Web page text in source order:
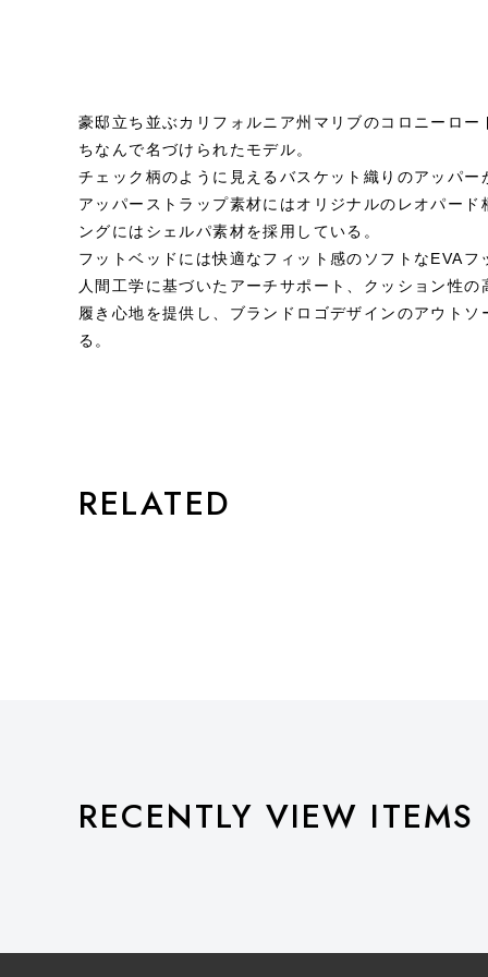
豪邸立ち並ぶカリフォルニア州マリブのコロニーロ
ちなんで名づけられたモデル。
チェック柄のように見えるバスケット織りのアッパー
アッパーストラップ素材にはオリジナルのレオパー
ングにはシェルパ素材を採用している。
フットベッドには快適なフィット感のソフトなEVAフ
人間工学に基づいたアーチサポート、クッション性
履き心地を提供し、ブランドロゴデザインのアウト
る。
RELATED
RECENTLY VIEW ITEMS